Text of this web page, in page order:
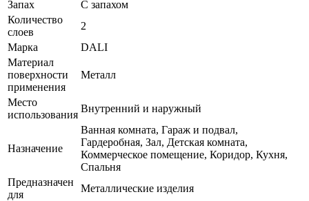
Запах
С запахом
Количество
слоев
2
Марка
DALI
Материал
поверхности
применения
Металл
Место
использования
Внутренний и наружный
Назначение
Ванная комната, Гараж и подвал,
Гардеробная, Зал, Детская комната,
Коммерческое помещение, Коридор, Кухня,
Спальня
Предназначен
для
Металлические изделия